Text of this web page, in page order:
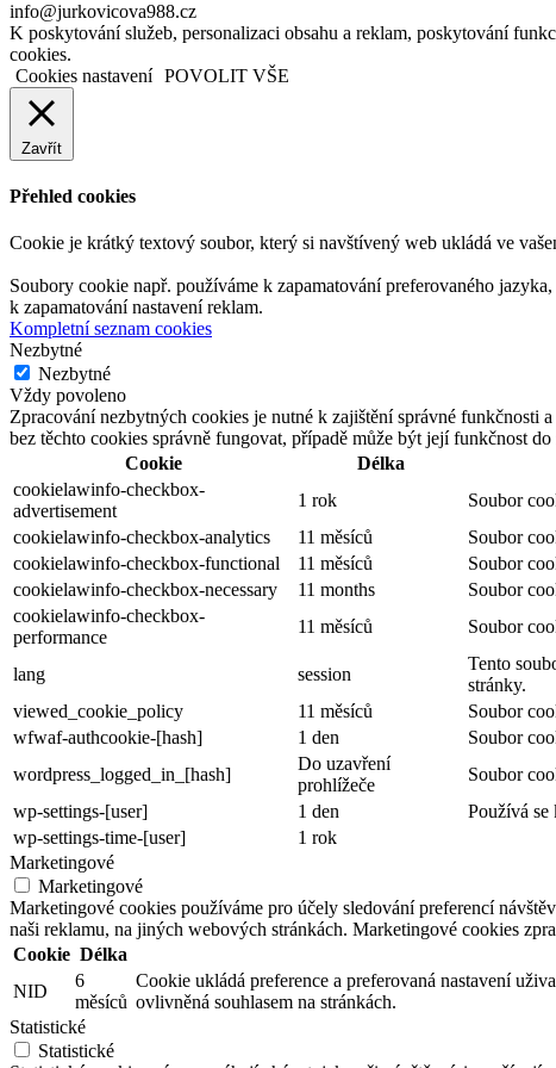
info@jurkovicova988.cz
K poskytování služeb, personalizaci obsahu a reklam, poskytování
cookies.
Cookies nastavení POVOLIT VŠE
Zavřít
Přehled cookies
Cookie je krátký textový soubor, který si navštívený web ukládá ve
Soubory cookie např. používáme k zapamatování preferovaného
k zapamatování nastavení reklam.
Kompletní seznam cookies
Nezbytné
Nezbytné
Vždy povoleno
Zpracování nezbytných cookies je nutné k zajištění správné funkčnosti
bez těchto cookies správně fungovat, případě může být její funkčnost do
Cookie
Délka
cookielawinfo-checkbox-
advertisement
1 rok
Soubor
cookielawinfo-checkbox-analytics
11 měsíců
Soubor
cookielawinfo-checkbox-functional
11 měsíců
Soubor
cookielawinfo-checkbox-necessary
11 months
Soubor
cookielawinfo-checkbox-
performance
11 měsíců Soubor
lang session
Tento
stránky.
viewed_cookie_policy
11 měsíců
Soubor
wfwaf-authcookie-[hash]
1 den
Soubor
wordpress_logged_in_[hash]
Do uzavření
prohlížeče
Soubor
wp-settings-[user]
1 den
Používá se
wp-settings-time-[user]
1 rok
Marketingové
Marketingové
Marketingové cookies používáme pro účely sledování preferencí
naši reklamu, na jiných webových stránkách. Marketingové cookies
Cookie Délka
NID
6
měsíců
Cookie ukládá preference a preferovaná nastavení
ovlivněná souhlasem na stránkách.
Statistické
Statistické